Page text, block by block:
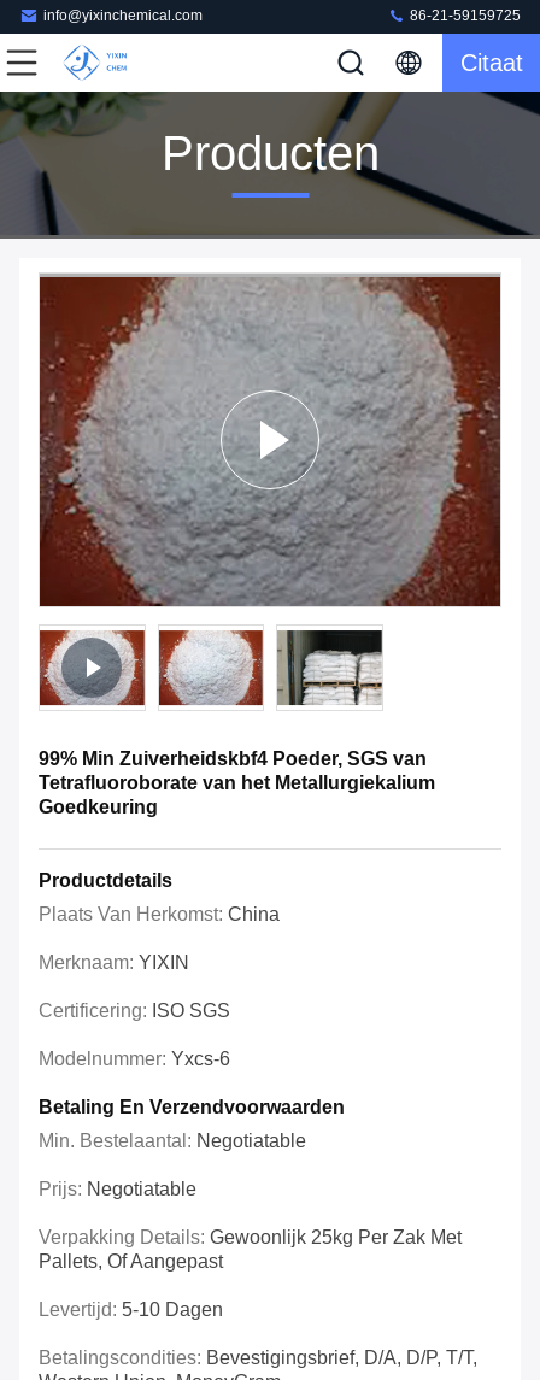
info@yixinchemical.com 86-21-59159725
Citaat
Producten
99% Min Zuiverheidskbf4 Poeder, SGS van
Tetrafluoroborate van het Metallurgiekalium
Goedkeuring
Productdetails
Plaats Van Herkomst: China
Merknaam: YIXIN
Certificering: ISO SGS
Modelnummer: Yxcs-6
Betaling En Verzendvoorwaarden
Min. Bestelaantal: Negotiatable
Prijs: Negotiatable
Verpakking Details: Gewoonlijk 25kg Per Zak Met
Pallets, Of Aangepast
Levertijd: 5-10 Dagen
Betalingscondities: Bevestigingsbrief, D/A, D/P, T/T,